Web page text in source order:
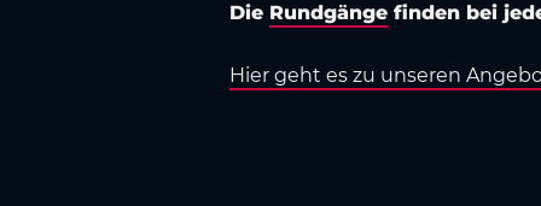
Die Rundgänge finden bei
Hier geht es zu unseren